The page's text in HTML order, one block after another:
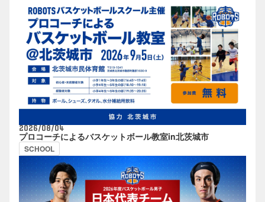
2026/08/04
プロコーチによるバスケットボール教室in北茨城市
SCHOOL